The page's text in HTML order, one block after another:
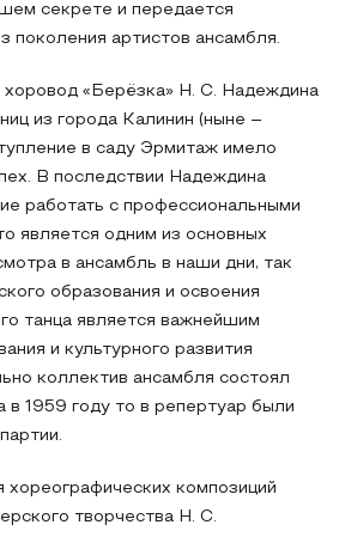
секрете и передается
поколения артистов ансамбля.
хоровод «Берёзка» Н. С. Надеждина
из города Калинин (ныне –
в саду Эрмитаж имело
В последствии Надеждина
работать с профессиональными
является одним из основных
в ансамбль в наши дни, так
образования и освоения
танца является важнейшим
и культурного развития
коллектив ансамбля состоял
в 1959 году то в репертуар были
хореографических композиций
творчества Н. С.